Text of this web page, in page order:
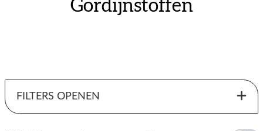
Gordijnstoffen
FILTERS OPENEN